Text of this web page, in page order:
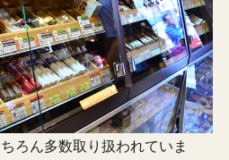
ろん多数取り扱われていま